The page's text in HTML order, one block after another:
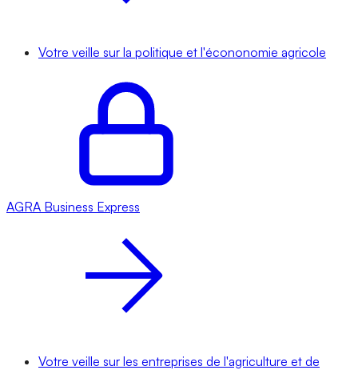
Votre veille sur la politique et l'écononomie agricole
AGRA Business Express
Votre veille sur les entreprises de l'agriculture et de